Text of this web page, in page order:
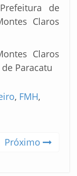
de
Claros
Claros
Paracatu
, FMH,
Próximo